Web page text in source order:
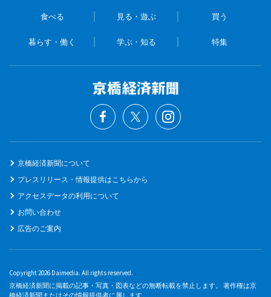
食べる 見る・遊ぶ 買う
暮らす・働く 学ぶ・知る 特集
京橋経済新聞について
プレスリリース・情報提供はこちらから
アクセスデータの利用について
お問い合わせ
広告のご案内
Copyright 2026 Daimedia. All rights reserved.
京橋経済新聞に掲載の記事・写真・図表などの無断転載を禁止します。 著作権は京